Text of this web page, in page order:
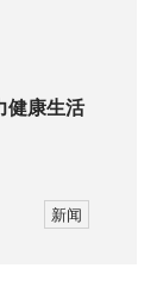
健康生活
新闻